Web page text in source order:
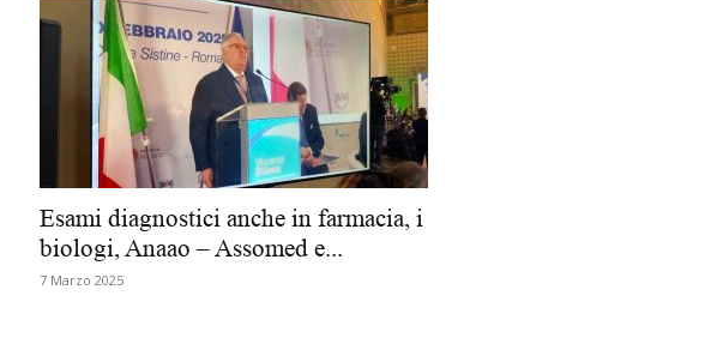
dei
Esami diagnostici anche in farmacia, i
biologi, Anaao – Assomed e...
7 Marzo 2025